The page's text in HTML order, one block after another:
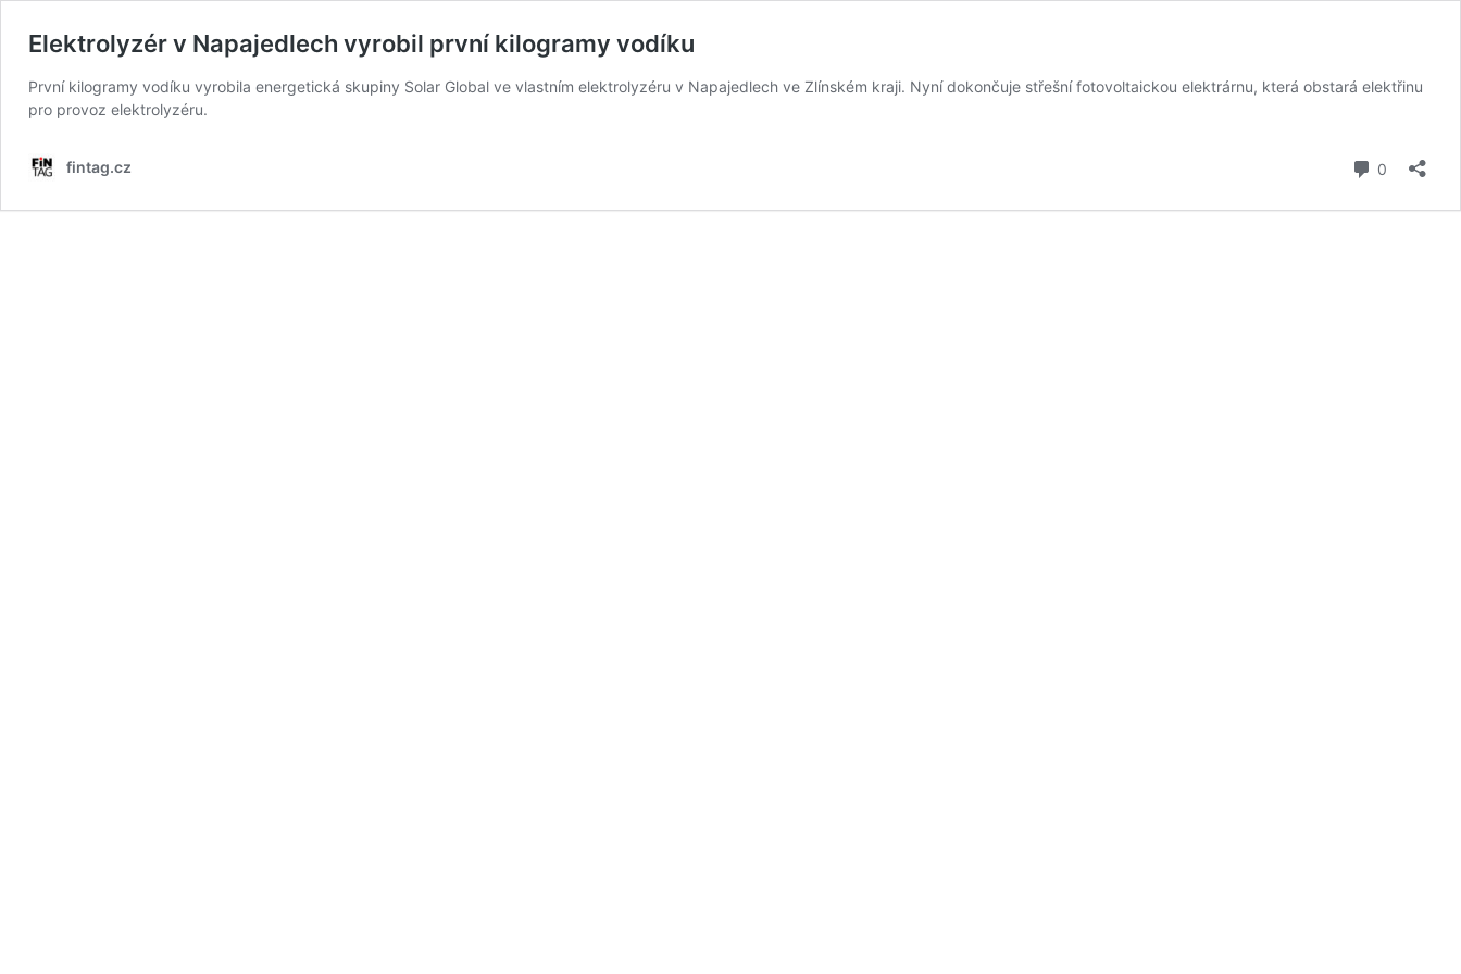
Elektrolyzér v Napajedlech vyrobil první kilogramy vodíku
První kilogramy vodíku vyrobila energetická skupiny Solar Global ve vlastním elektrolyzéru v Napajedlech ve Zlínském kraji. Nyní dokončuje střešní fotovoltaickou elektrárnu, která obstará elektřinu
pro provoz elektrolyzéru.
fintag.cz 0 komentářů